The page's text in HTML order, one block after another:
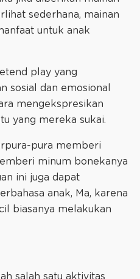
sederhana, mainan
untuk anak
play yang
sosial dan emosional
mengekspresikan
yang mereka sukai.
pura memberi
minum bonekanya
ini juga dapat
anak, Ma, karena
biasanya melakukan
salah satu aktivitas